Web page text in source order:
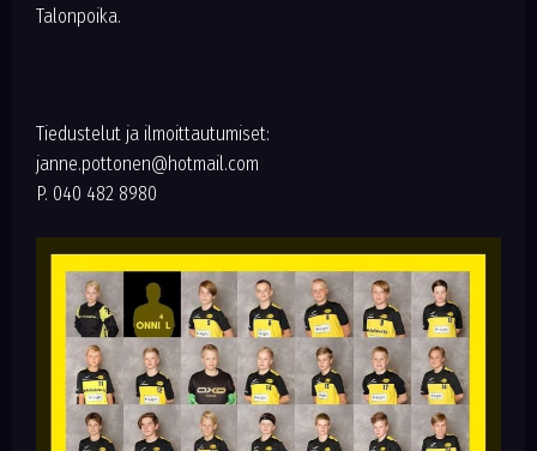
Talonpoika.
Tiedustelut ja ilmoittautumiset:
janne.pottonen@hotmail.com
P. 040 482 8980